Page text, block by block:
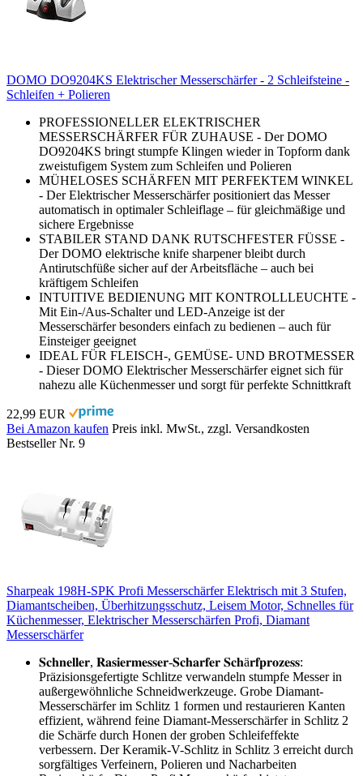
DOMO DO9204KS Elektrischer Messerschärfer - 2 Schleifsteine -
Schleifen + Polieren
PROFESSIONELLER ELEKTRISCHER
MESSERSCHÄRFER FÜR ZUHAUSE - Der DOMO
DO9204KS bringt stumpfe Klingen wieder in Topform dank
zweistufigem System zum Schleifen und Polieren
MÜHELOSES SCHÄRFEN MIT PERFEKTEM WINKEL
- Der Elektrischer Messerschärfer positioniert das Messer
automatisch in optimaler Schleiflage – für gleichmäßige und
sichere Ergebnisse
STABILER STAND DANK RUTSCHFESTER FÜSSE -
Der DOMO elektrische knife sharpener bleibt durch
Antirutschfüße sicher auf der Arbeitsfläche – auch bei
kräftigem Schleifen
INTUITIVE BEDIENUNG MIT KONTROLLLEUCHTE -
Mit Ein-/Aus-Schalter und LED-Anzeige ist der
Messerschärfer besonders einfach zu bedienen – auch für
Einsteiger geeignet
IDEAL FÜR FLEISCH-, GEMÜSE- UND BROTMESSER
- Dieser DOMO Elektrischer Messerschärfer eignet sich für
nahezu alle Küchenmesser und sorgt für perfekte Schnittkraft
22,99 EUR
Bei Amazon kaufen Preis inkl. MwSt., zzgl. Versandkosten
Bestseller Nr. 9
Sharpeak 198H-SPK Profi Messerschärfer Elektrisch mit 3 Stufen,
Diamantscheiben, Überhitzungsschutz, Leisem Motor, Schnelles für
Küchenmesser, Elektrischer Messerschärfen Profi, Diamant
Messerschärfer
𝐒𝐜𝐡𝐧𝐞𝐥𝐥𝐞𝐫, 𝐑𝐚𝐬𝐢𝐞𝐫𝐦𝐞𝐬𝐬𝐞𝐫-𝐒𝐜𝐡𝐚𝐫𝐟𝐞𝐫 𝐒𝐜𝐡ä𝐫𝐟𝐩𝐫𝐨𝐳𝐞𝐬𝐬:
Präzisionsgefertigte Schlitze verwandeln stumpfe Messer in
außergewöhnliche Schneidwerkzeuge. Grobe Diamant-
Messerschärfer im Schlitz 1 formen und restaurieren Kanten
effizient, während feine Diamant-Messerschärfer in Schlitz 2
die Schärfe durch Honen der groben Schleifeffekte
verbessern. Der Keramik-V-Schlitz in Schlitz 3 erreicht durch
sorgfältiges Verfeinern, Polieren und Nacharbeiten